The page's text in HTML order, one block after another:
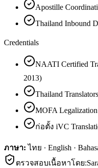
Apostille
Thailand Inbound
Credentials
NAATI Certified
2013)
Thailand
MOFA
ก่อตั้ง iVC
ภาษา: ไทย · English ·
ตรวจสอบเนื้อหาโดย: